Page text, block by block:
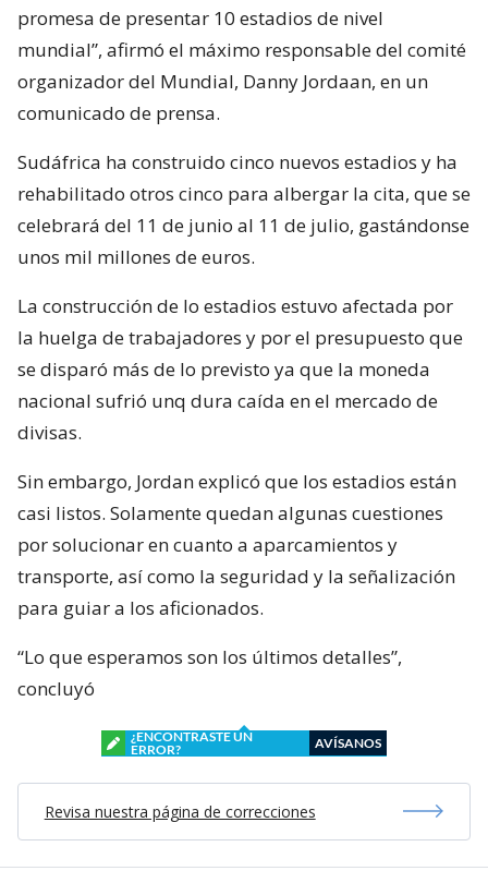
promesa de presentar 10 estadios de nivel
mundial”, afirmó el máximo responsable del comité
organizador del Mundial, Danny Jordaan, en un
comunicado de prensa.
Sudáfrica ha construido cinco nuevos estadios y ha
rehabilitado otros cinco para albergar la cita, que se
celebrará del 11 de junio al 11 de julio, gastándonse
unos mil millones de euros.
La construcción de lo estadios estuvo afectada por
la huelga de trabajadores y por el presupuesto que
se disparó más de lo previsto ya que la moneda
nacional sufrió unq dura caída en el mercado de
divisas.
Sin embargo, Jordan explicó que los estadios están
casi listos. Solamente quedan algunas cuestiones
por solucionar en cuanto a aparcamientos y
transporte, así como la seguridad y la señalización
para guiar a los aficionados.
“Lo que esperamos son los últimos detalles”,
concluyó
¿ENCONTRASTE UN
ERROR?
AVÍSANOS
Revisa nuestra página de correcciones